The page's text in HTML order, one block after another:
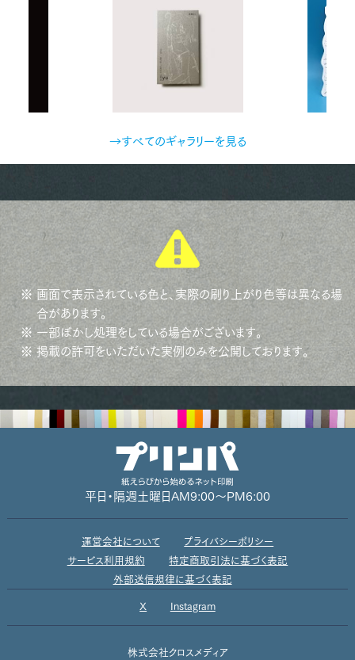
→すべてのギャラリーを見る
※ 画面で表示されている色と、実際の刷り上がり色等は異なる場
合があります。
※ 一部ぼかし処理をしている場合がございます。
※ 掲載の許可をいただいた実例のみを公開しております。
平日・隔週土曜日 AM9:00～PM6:00
運営会社について
プライバシーポリシー
サービス利用規約
特定商取引法に基づく表記
外部送信規律に基づく表記
X Instagram
株式会社クロスメディア